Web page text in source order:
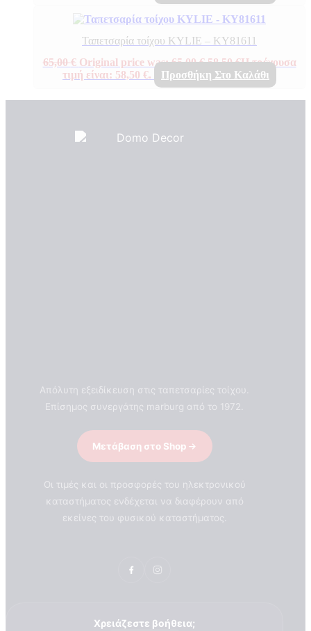
Πιστοποιητικά ποιότητας
ΠΙΣΤΟΠΟΙΗΤΙΚΑ ΟΙΚΟΛΟΓΙΑΣ
ΣΧΕΤΙΚΑ ΜΕ ΕΜΑΣ
Ταπετσαρία τοίχου KYLIE – KY81611
65,00€ Original price was: 65,00 €.58,50€Η τρέχουσα
τιμή είναι: 58,50 €.
Προσθήκη Στο Καλάθι
Απόλυτη εξειδίκευση στις ταπετσαρίες τοίχου.
Επίσημος συνεργάτης marburg από το 1972.
Μετάβαση στο Shop
Οι τιμές και οι προσφορές του ηλεκτρονικού
καταστήματος ενδέχεται να διαφέρουν από
εκείνες του φυσικού καταστήματος.
Χρειάζεστε βοήθεια;